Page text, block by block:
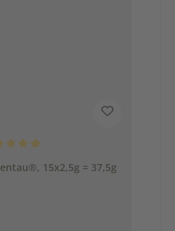
15x2,5g = 37,5g